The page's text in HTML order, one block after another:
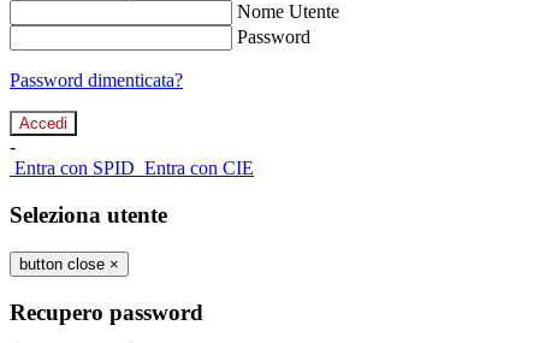
Nome Utente
Password
Password dimenticata?
-
Entra con SPID Entra con CIE
Seleziona utente
button close ×
Recupero password